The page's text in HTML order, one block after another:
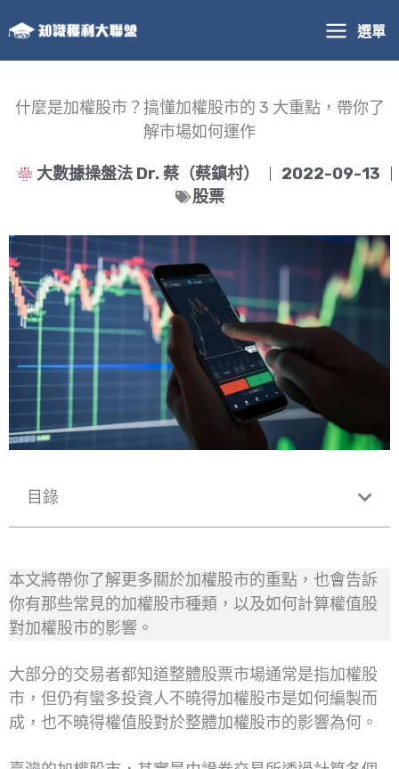
至
主
選單
什麼是加權股市？搞懂加權股市的 3 大重點，帶你了
解市場如何運作
大數據操盤法 Dr. 蔡（蔡鎮村）
2022-09-13
股票
目錄
本文將帶你了解更多關於加權股市的重點，也會告訴
你有那些常見的加權股市種類，以及如何計算權值股
對加權股市的影響。
大部分的交易者都知道整體股票市場通常是指加權股
市，但仍有蠻多投資人不曉得加權股市是如何編製而
成，也不曉得權值股對於整體加權股市的影響為何。